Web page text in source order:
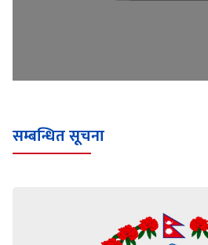
सम्बन्धित सूचना